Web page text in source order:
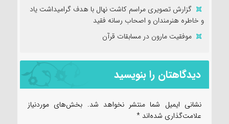
گزارش تصویری مراسم کاشت نهال با هدف گرامیداشت یاد
و خاطره هنرمندان و اصحاب رسانه فقید
موفقیت مارون در مسابقات قرآن
دیدگاهتان را بنویسید
نشانی ایمیل شما منتشر نخواهد شد. بخش‌های موردنیاز
علامت‌گذاری شده‌اند *